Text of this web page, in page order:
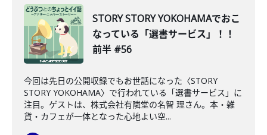
STORY STORY YOKOHAMAでおこ
なっている「選書サービス」！！
前半 #56
今回は先日の公開収録でもお世話になった〈STORY
STORY YOKOHAMA〉で行われている「選書サービス」に
注目。ゲストは、株式会社有隣堂の名智 理さん。本・雑
貨・カフェが一体となった心地よい空...